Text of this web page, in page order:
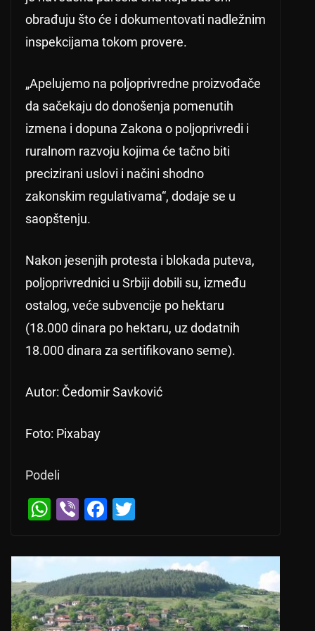
obrađuju što će i dokumentovati nadležnim
inspekcijama tokom provere.
„Apelujemo na poljoprivredne proizvođače
da sačekaju do donošenja pomenutih
izmena i dopuna Zakona o poljoprivredi i
ruralnom razvoju kojima će tačno biti
precizirani uslovi i načini shodno
zakonskim regulativama“, dodaje se u
saopštenju.
Nakon jesenjih protesta i blokada puteva,
poljoprivrednici u Srbiji dobili su, između
ostalog, veće subvencije po hektaru
(18.000 dinara po hektaru, uz dodatnih
18.000 dinara za sertifikovano seme).
Autor: Čedomir Savković
Foto: Pixabay
Podeli
W
at
s
A
p
Vi
er
F
c
e
b
o
tt
er